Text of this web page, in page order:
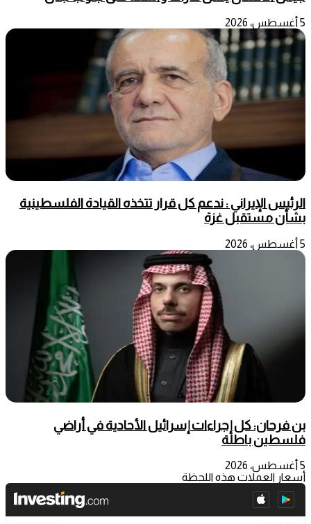
5 أغسطس، 2026
الرئيس الإيراني : ندعم كل قرار تتخذه القيادة الفلسطينية
بشأن مستقبل غزة
5 أغسطس، 2026
بن فرحان: كل إجراءات إسرائيل الأحادية في أراضي
فلسطين باطلة
5 أغسطس، 2026
أسعار العملات هذه اللحظة